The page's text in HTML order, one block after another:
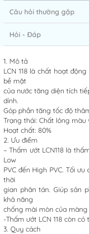
Câu hỏi thường gặp
Hỏi - Đáp
1. Mô tả
LCN 118 là chất hoạt
bề mặt
của nước tăng diện tích
dính.
Góp phần tăng tốc độ
Trạng thái: Chất lỏng
Hoạt chất: 80%
2. Ưu điểm
– Thấm ướt LCN118 là
Low
PVC đến High PVC. Tối
thời
gian phân tán. Giúp sản
khả năng
chống mài mòn của
-Thấm ướt LCN 118 còn
3. Quy cách